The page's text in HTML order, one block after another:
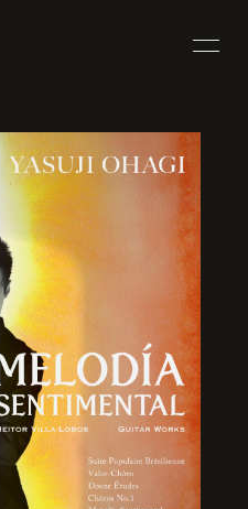
SCHEDULE
VIDEO
BLOG
RADIO